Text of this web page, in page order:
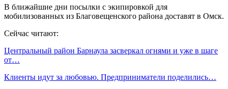
В ближайшие дни посылки с экипировкой для
мобилизованных из Благовещенского района доставят в Омск.
Сейчас читают:
Центральный район Барнаула засверкал огнями и уже в шаге
от…
Клиенты идут за любовью. Предприниматели поделились…